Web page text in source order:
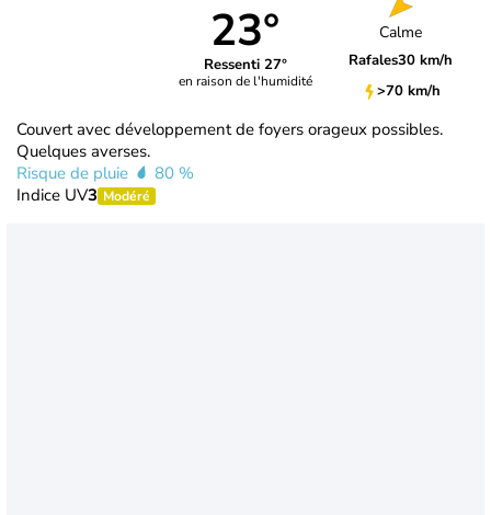
23°
Ressenti 27°
en raison de l'humidité
Calme
Rafales30 km/h
>70 km/h
Couvert avec développement de foyers orageux possibles.
Quelques averses.
Risque de pluie
80 %
Indice UV3 Modéré